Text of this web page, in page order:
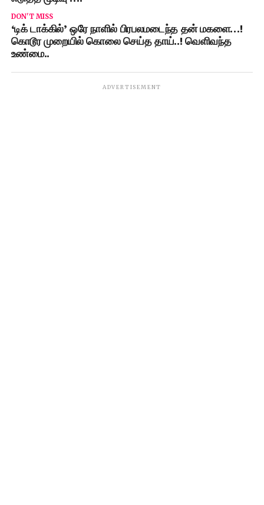
DON'T MISS
‘டிக் டாக்கில்’ ஒரே நாளில் பிரபலமடைந்த தன் மகளை…!
கொடூர முறையில் கொலை செய்த தாய்..! வெளிவந்த
உண்மை..
ADVERTISEMENT